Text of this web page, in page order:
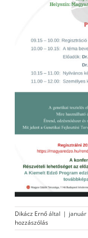
Dikácz Ernőáltal | január
hozzászólás